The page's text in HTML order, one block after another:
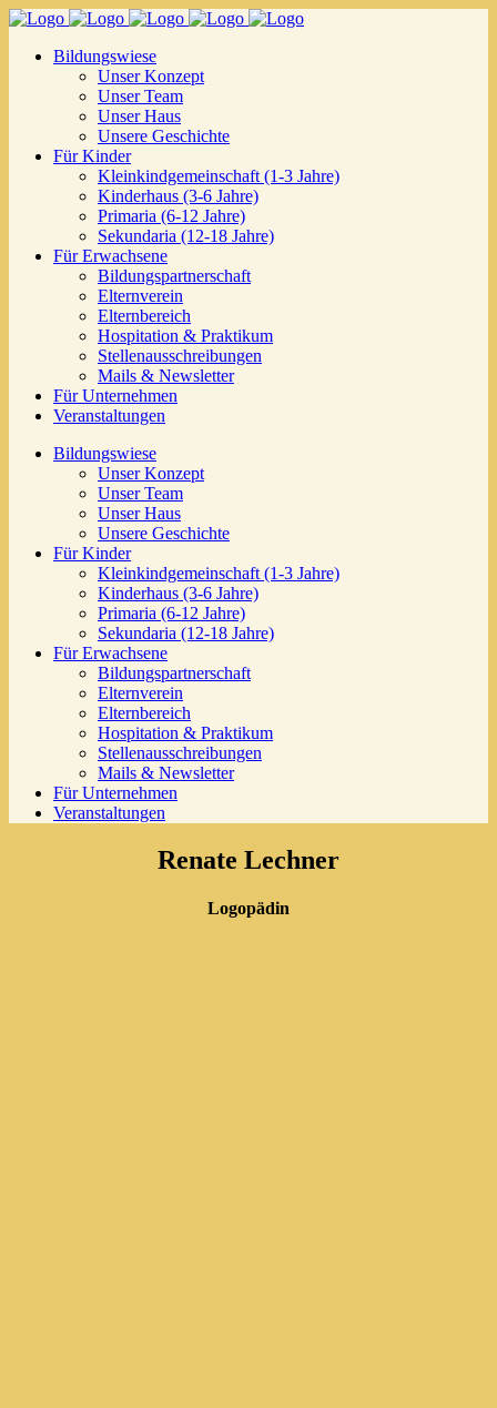
Bildungswiese
Unser Konzept
Unser Team
Unser Haus
Unsere Geschichte
Für Kinder
Kleinkindgemeinschaft (1-3 Jahre)
Kinderhaus (3-6 Jahre)
Primaria (6-12 Jahre)
Sekundaria (12-18 Jahre)
Für Erwachsene
Bildungspartnerschaft
Elternverein
Elternbereich
Hospitation & Praktikum
Stellenausschreibungen
Mails & Newsletter
Für Unternehmen
Veranstaltungen
Bildungswiese
Unser Konzept
Unser Team
Unser Haus
Unsere Geschichte
Für Kinder
Kleinkindgemeinschaft (1-3 Jahre)
Kinderhaus (3-6 Jahre)
Primaria (6-12 Jahre)
Sekundaria (12-18 Jahre)
Für Erwachsene
Bildungspartnerschaft
Elternverein
Elternbereich
Hospitation & Praktikum
Stellenausschreibungen
Mails & Newsletter
Für Unternehmen
Veranstaltungen
Renate Lechner
Logopädin